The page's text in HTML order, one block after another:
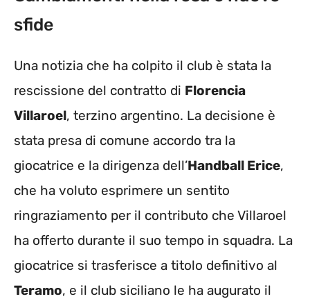
sfide
Una notizia che ha colpito il club è stata la
rescissione del contratto di Florencia
Villaroel, terzino argentino. La decisione è
stata presa di comune accordo tra la
giocatrice e la dirigenza dell’Handball Erice,
che ha voluto esprimere un sentito
ringraziamento per il contributo che Villaroel
ha offerto durante il suo tempo in squadra. La
giocatrice si trasferisce a titolo definitivo al
Teramo, e il club siciliano le ha augurato il